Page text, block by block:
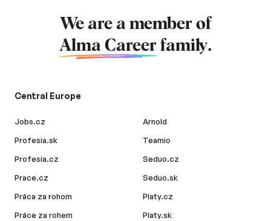
We are a member of
Alma Career family.
Central Europe
Jobs.cz
Profesia.sk
Profesia.cz
Prace.cz
Práca za rohom
Práce za rohem
Arnold
Teamio
Seduo.cz
Seduo.sk
Platy.cz
Platy.sk